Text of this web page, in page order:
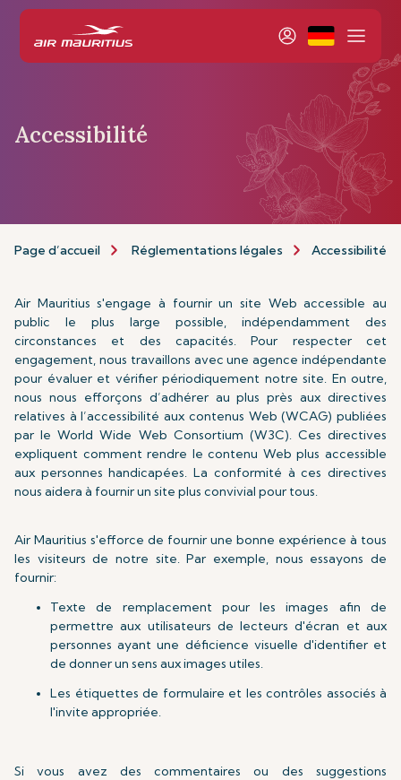
Accessibilité
Page d’accueil Réglementations légales Accessibilité
Air Mauritius s'engage à fournir un site Web accessible au
public le plus large possible, indépendamment des
circonstances et des capacités. Pour respecter cet
engagement, nous travaillons avec une agence indépendante
pour évaluer et vérifier périodiquement notre site. En outre,
nous nous efforçons d’adhérer au plus près aux directives
relatives à l’accessibilité aux contenus Web (WCAG) publiées
par le World Wide Web Consortium (W3C). Ces directives
expliquent comment rendre le contenu Web plus accessible
aux personnes handicapées. La conformité à ces directives
nous aidera à fournir un site plus convivial pour tous.
Air Mauritius s'efforce de fournir une bonne expérience à tous
les visiteurs de notre site. Par exemple, nous essayons de
fournir:
Texte de remplacement pour les images afin de
permettre aux utilisateurs de lecteurs d'écran et aux
personnes ayant une déficience visuelle d'identifier et
de donner un sens aux images utiles.
Les étiquettes de formulaire et les contrôles associés à
l'invite appropriée.
Si vous avez des commentaires ou des suggestions